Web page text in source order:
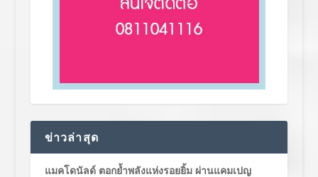
ข่าวล่าสุด
แมคโดนัลด์ ตอกย้ำพลังแห่งรอยยิ้ม ผ่านแคมเปญ